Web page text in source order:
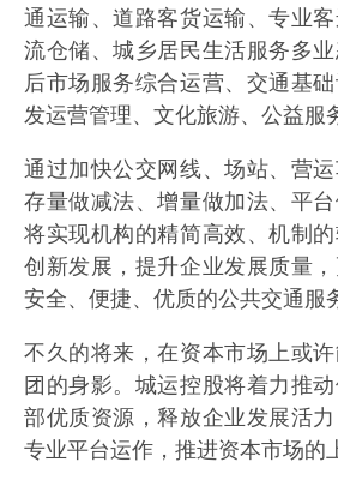
通运输、道路客货运输、专业
流仓储、城乡居民生活服务多
后市场服务综合运营、交通基
发运营管理、文化旅游、公益服
通过加快公交网线、场站、营运
存量做减法、增量做加法、平
将实现机构的精简高效、机制
创新发展，提升企业发展质量
安全、便捷、优质的公共交通服
不久的将来，在资本市场上或
团的身影。城运控股将着力推
部优质资源，释放企业发展活
专业平台运作，推进资本市场的